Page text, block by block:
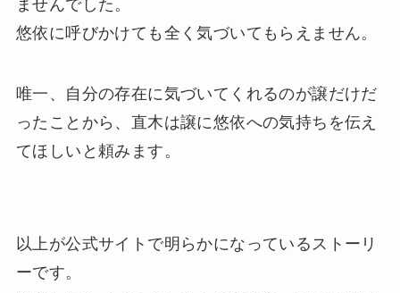
ませんでした。
悠依に呼びかけても全く気づいてもらえません。
唯一、自分の存在に気づいてくれるのが譲だけだ
ったことから、直木は譲に悠依への気持ちを伝え
てほしいと頼みます。
以上が公式サイトで明らかになっているストーリ
ーです。